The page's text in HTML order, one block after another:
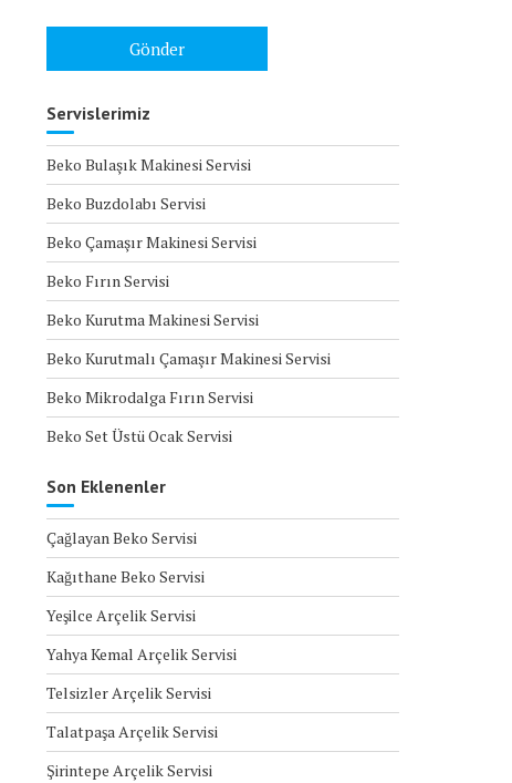
Servislerimiz
Beko Bulaşık Makinesi Servisi
Beko Buzdolabı Servisi
Beko Çamaşır Makinesi Servisi
Beko Fırın Servisi
Beko Kurutma Makinesi Servisi
Beko Kurutmalı Çamaşır Makinesi Servisi
Beko Mikrodalga Fırın Servisi
Beko Set Üstü Ocak Servisi
Son Eklenenler
Çağlayan Beko Servisi
Kağıthane Beko Servisi
Yeşilce Arçelik Servisi
Yahya Kemal Arçelik Servisi
Telsizler Arçelik Servisi
Talatpaşa Arçelik Servisi
Şirintepe Arçelik Servisi